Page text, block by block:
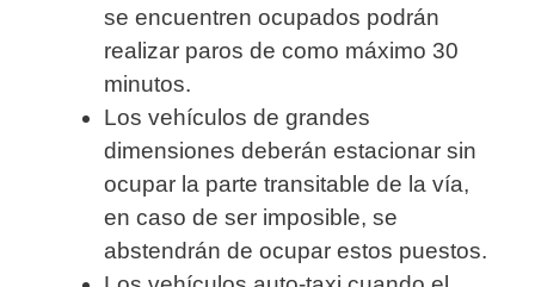
se encuentren ocupados podrán
realizar paros de como máximo 30
minutos.
Los vehículos de grandes
dimensiones deberán estacionar sin
ocupar la parte transitable de la vía,
en caso de ser imposible, se
abstendrán de ocupar estos puestos.